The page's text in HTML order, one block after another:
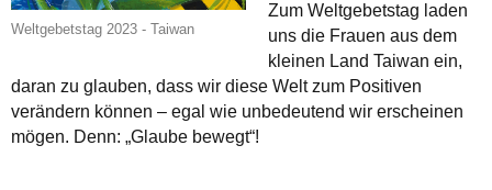
Weltgebetstag 2023 - Taiwan
Zum Weltgebetstag laden
uns die Frauen aus dem
kleinen Land Taiwan ein,
daran zu glauben, dass wir diese Welt zum Positiven
verändern können – egal wie unbedeutend wir erscheinen
mögen. Denn: „Glaube bewegt“!